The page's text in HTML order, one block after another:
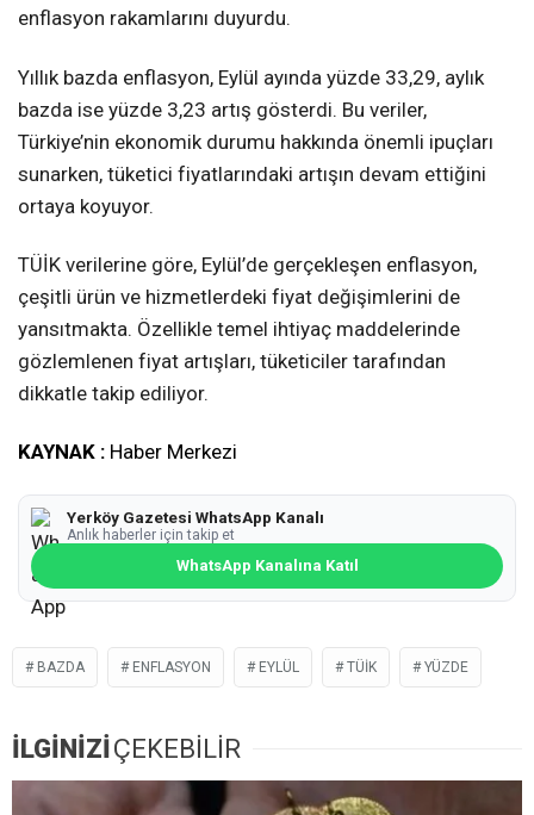
enflasyon rakamlarını duyurdu.
Yıllık bazda enflasyon, Eylül ayında yüzde 33,29, aylık
bazda ise yüzde 3,23 artış gösterdi. Bu veriler,
Türkiye’nin ekonomik durumu hakkında önemli ipuçları
sunarken, tüketici fiyatlarındaki artışın devam ettiğini
ortaya koyuyor.
TÜİK verilerine göre, Eylül’de gerçekleşen enflasyon,
çeşitli ürün ve hizmetlerdeki fiyat değişimlerini de
yansıtmakta. Özellikle temel ihtiyaç maddelerinde
gözlemlenen fiyat artışları, tüketiciler tarafından
dikkatle takip ediliyor.
KAYNAK : Haber Merkezi
Yerköy Gazetesi WhatsApp Kanalı
Anlık haberler için takip et
WhatsApp Kanalına Katıl
BAZDA ENFLASYON EYLÜL TÜİK YÜZDE
İLGİNİZİÇEKEBİLİR